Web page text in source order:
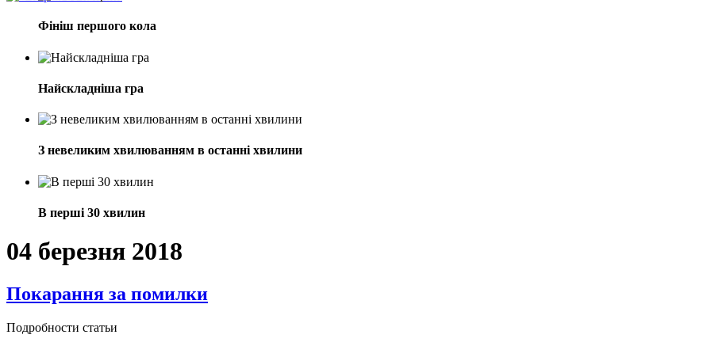
Фініш першого кола
Найскладніша гра
З невеликим хвилюванням в останні хвилини
В перші 30 хвилин
04 березня 2018
Покарання за помилки
Подробности статьи